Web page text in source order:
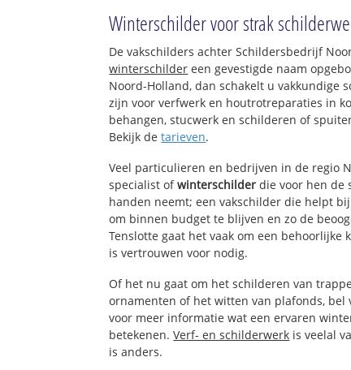
Winterschilder voor strak
De vakschilders achter Schildersbedrijf
winterschilder een gevestigde naam
Noord-Holland, dan schakelt u vakkundige
zijn voor verfwerk en houtrotreparaties in
behangen, stucwerk en schilderen of
Bekijk detarieven.
Veel particulieren en bedrijven in de regio
specialist ofwinterschilder die voor hen de
handen neemt; een vakschilder die helpt
om binnen budget te blijven en zo de
Tenslotte gaat het vaak om een behoorlijke
is vertrouwen voor nodig.
Of het nu gaat om het schilderen van
ornamenten of het witten van plafonds, bel
voor meer informatie wat een ervaren
betekenen.Verf- en schilderwerk is veelal
is anders.